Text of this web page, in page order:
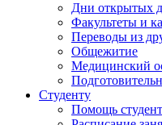
Дни открытых
Факультеты и
Переводы из
Общежитие
Медицинский
Студенту
Помощь